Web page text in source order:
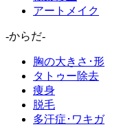
アートメイク
-からだ-
胸の大きさ･形
タトゥー除去
痩身
脱毛
多汗症･ワキガ